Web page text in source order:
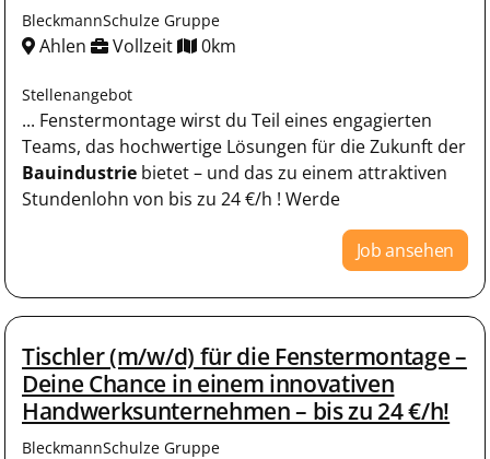
BleckmannSchulze Gruppe
Ahlen Vollzeit 0km
Stellenangebot
... Fenstermontage wirst du Teil eines engagierten
Teams, das hochwertige Lösungen für die Zukunft der
Bauindustrie bietet – und das zu einem attraktiven
Stundenlohn von bis zu 24 €/h ! Werde
Job ansehen
Tischler (m/w/d) für die Fenstermontage –
Deine Chance in einem innovativen
Handwerksunternehmen – bis zu 24 €/h!
BleckmannSchulze Gruppe